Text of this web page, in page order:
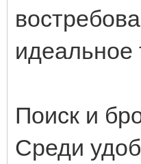
идеальное
Поиск и
Среди